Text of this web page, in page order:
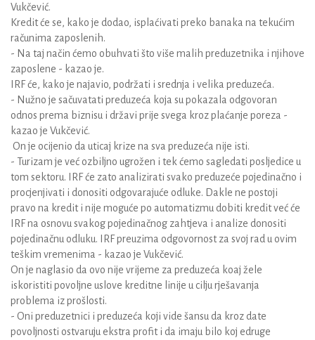
Vukčević.
Kredit će se, kako je dodao, isplaćivati preko banaka na tekućim
računima zaposlenih.
- Na taj način ćemo obuhvati što više malih preduzetnika i njihove
zaposlene - kazao je.
IRF će, kako je najavio, podržati i srednja i velika preduzeća.
- Nužno je sačuvatati preduzeća koja su pokazala odgovoran
odnos prema biznisu i državi prije svega kroz plaćanje poreza -
kazao je Vukčević.
On je ocijenio da uticaj krize na sva preduzeća nije isti.
- Turizam je već ozbiljno ugrožen i tek ćemo sagledati posljedice u
tom sektoru. IRF će zato analizirati svako preduzeće pojedinačno i
procjenjivati i donositi odgovarajuće odluke. Dakle ne postoji
pravo na kredit i nije moguće po automatizmu dobiti kredit već će
IRF na osnovu svakog pojedinačnog zahtjeva i analize donositi
pojedinačnu odluku. IRF preuzima odgovornost za svoj rad u ovim
teškim vremenima - kazao je Vukčević.
On je naglasio da ovo nije vrijeme za preduzeća koaj žele
iskoristiti povoljne uslove kreditne linije u cilju rješavanja
problema iz prošlosti.
- Oni preduzetnici i preduzeća koji vide šansu da kroz date
povoljnosti ostvaruju ekstra profit i da imaju bilo koj edruge